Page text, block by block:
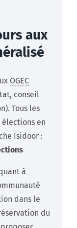
aux
OGEC
conseil
Tous les
en
Isidoor :
à
dans le
du